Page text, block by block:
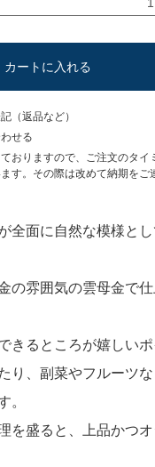
カートに入れる
（返品など）
せる
おりますので、ご注文のタイ
す。その際は改めて納期をご
全面に自然な模様とし
の雰囲気の雲母金で
きるところが嬉しいポ
り、副菜やフルーツ
。
を盛ると、上品かつ